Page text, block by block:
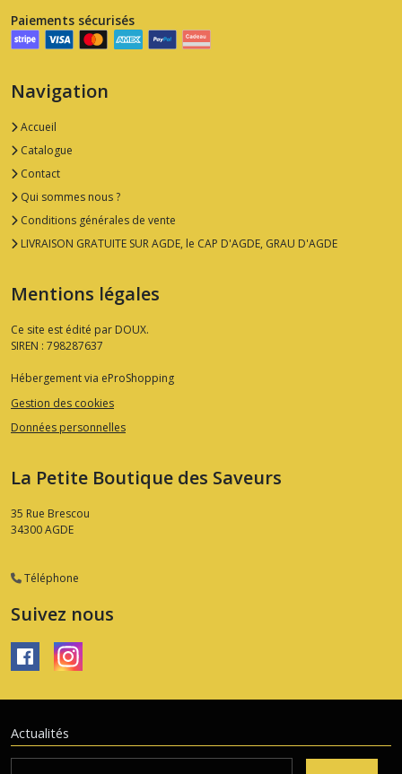
Paiements sécurisés
Navigation
Accueil
Catalogue
Contact
Qui sommes nous ?
Conditions générales de vente
LIVRAISON GRATUITE SUR AGDE, le CAP D'AGDE, GRAU D'AGDE
Mentions légales
Ce site est édité par DOUX.
SIREN : 798287637
Hébergement via eProShopping
Gestion des cookies
Données personnelles
La Petite Boutique des Saveurs
35 Rue Brescou
34300AGDE
Téléphone
Suivez nous
Actualités